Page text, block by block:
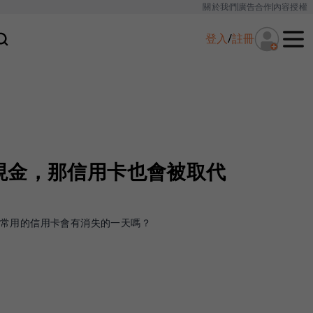
關於我們廣告合作內容授權
登入/註冊
，那信用卡也會被取代
用的信用卡會有消失的一天嗎？